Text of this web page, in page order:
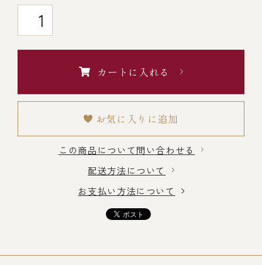
冷凍商品一覧
冷蔵商品一覧
伊勢海老料理一覧
季節限定商品
カートに入れる
お気に入りに追加
この商品について問い合わせる
配送方法について
お支払い方法について